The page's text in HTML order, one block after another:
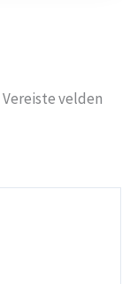
Vereiste velden